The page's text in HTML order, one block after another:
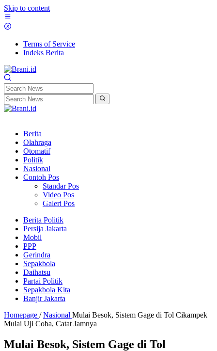
Skip to content
Terms of Service
Indeks Berita
Berita
Olahraga
Otomatif
Politik
Nasional
Contoh Pos
Standar Pos
Video Pos
Galeri Pos
Berita Politik
Persija Jakarta
Mobil
PPP
Gerindra
Sepakbola
Daihatsu
Partai Politik
Sepakbola Kita
Banjir Jakarta
Homepage / Nasional Mulai Besok, Sistem Gage di Tol Cikampek
Mulai Uji Coba, Catat Jamnya
Mulai Besok, Sistem Gage di Tol